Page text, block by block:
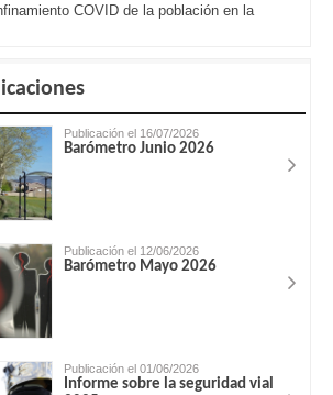
COVID de la población en la
Publicación el 16/07/2026
Barómetro Junio 2026
Publicación el 12/06/2026
Barómetro Mayo 2026
Publicación el 01/06/2026
Informe sobre la seguridad vial